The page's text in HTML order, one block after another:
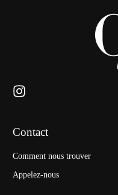
Contact
Comment nous trouver
Appelez-nous